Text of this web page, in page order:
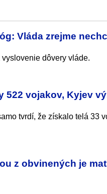
Vláda zrejme
dôvery vláde.
522 vojakov, Kyjev
tvrdí, že získalo telá 33
z obvinených je